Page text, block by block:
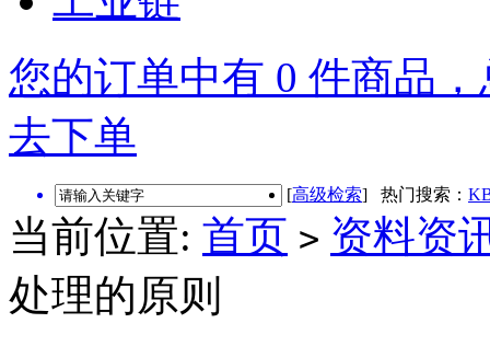
您的订单中有 0 件商品
去下单
[高级检索] 热门搜索：
当前位置: 首页 > 资料资
处理的原则